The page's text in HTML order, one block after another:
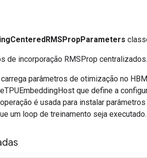
de incorporação RMSProp centralizados.
parâmetros de otimização no
que define a
é usada para instalar
um loop de treinamento seja executado.